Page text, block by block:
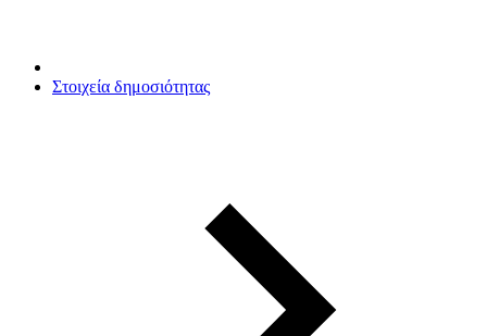
Στοιχεία δημοσιότητας